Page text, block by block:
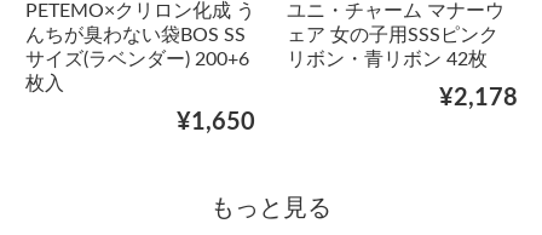
PETEMO×クリロン化成 う
んちが臭わない袋BOS SS
サイズ(ラベンダー) 200+6
枚入
¥1,650
ユニ・チャーム マナーウ
ェア 女の子用SSSピンク
リボン・青リボン 42枚
¥2,178
もっと見る